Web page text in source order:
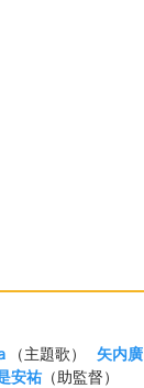
（主題歌） 矢内廣
安祐 （助監督）